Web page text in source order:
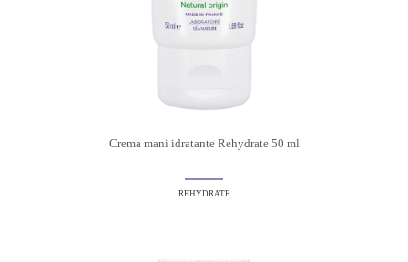
Crema mani idratante Rehydrate 50 ml
REHYDRATE